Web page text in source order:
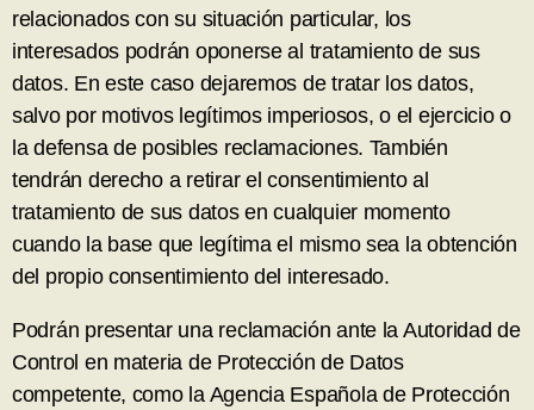
relacionados con su situación particular, los
interesados podrán oponerse al tratamiento de sus
datos. En este caso dejaremos de tratar los datos,
salvo por motivos legítimos imperiosos, o el ejercicio o
la defensa de posibles reclamaciones. También
tendrán derecho a retirar el consentimiento al
tratamiento de sus datos en cualquier momento
cuando la base que legítima el mismo sea la obtención
del propio consentimiento del interesado.
Podrán presentar una reclamación ante la Autoridad de
Control en materia de Protección de Datos
competente, como la Agencia Española de Protección